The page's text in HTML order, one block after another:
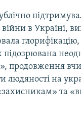
в Україні,
глорифікацію,
підозрювана
продовження
людяності на
та